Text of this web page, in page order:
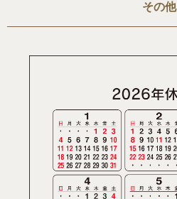
その他